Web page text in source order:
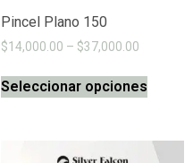
Pincel Plano 150
$14,000.00 – $37,000.00
Seleccionar opciones